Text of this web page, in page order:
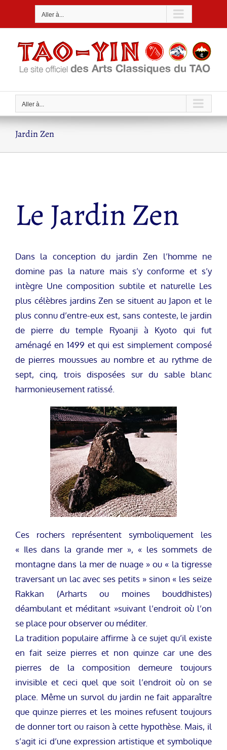
Aller à...
Aller à...
Jardin Zen
Le Jardin Zen
Dans la conception du jardin Zen l’homme ne
domine pas la nature mais s’y conforme et s’y
intègre Une composition subtile et naturelle Les
plus célèbres jardins Zen se situent au Japon et le
plus connu d’entre-eux est, sans conteste, le jardin
de pierre du temple Ryoanji à Kyoto qui fut
aménagé en 1499 et qui est simplement composé
de pierres moussues au nombre et au rythme de
sept, cinq, trois disposées sur du sable blanc
harmonieusement ratissé.
Ces rochers représentent symboliquement les
« Iles dans la grande mer », « les sommets de
montagne dans la mer de nuage » ou « la tigresse
traversant un lac avec ses petits » sinon « les seize
Rakkan (Arharts ou moines bouddhistes)
déambulant et méditant »suivant l’endroit où l’on
se place pour observer ou méditer.
La tradition populaire affirme à ce sujet qu’il existe
en fait seize pierres et non quinze car une des
pierres de la composition demeure toujours
invisible et ceci quel que soit l’endroit où on se
place. Même un survol du jardin ne fait apparaître
que quinze pierres et les moines refusent toujours
de donner tort ou raison à cette hypothèse. Mais, il
s’agit ici d’une expression artistique et symbolique